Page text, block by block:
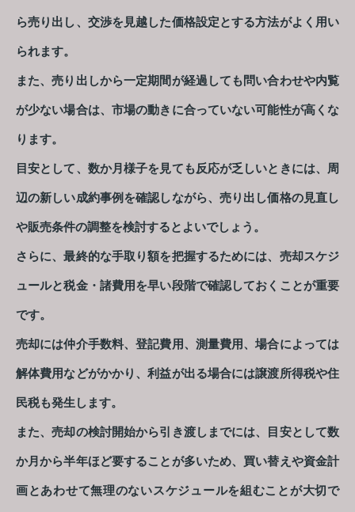
ら売り出し、交渉を見越した価格設定とする方法がよく用い
られます。
また、売り出しから一定期間が経過しても問い合わせや内覧
が少ない場合は、市場の動きに合っていない可能性が高くな
ります。
目安として、数か月様子を見ても反応が乏しいときには、周
辺の新しい成約事例を確認しながら、売り出し価格の見直し
や販売条件の調整を検討するとよいでしょう。
さらに、最終的な手取り額を把握するためには、売却スケジ
ュールと税金・諸費用を早い段階で確認しておくことが重要
です。
売却には仲介手数料、登記費用、測量費用、場合によっては
解体費用などがかかり、利益が出る場合には譲渡所得税や住
民税も発生します。
また、売却の検討開始から引き渡しまでには、目安として数
か月から半年ほど要することが多いため、買い替えや資金計
画とあわせて無理のないスケジュールを組むことが大切で